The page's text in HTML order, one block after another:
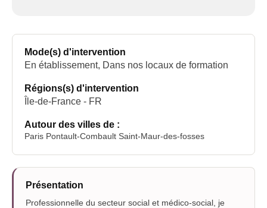
Mode(s) d'intervention
En établissement, Dans nos locaux de formation
Régions(s) d'intervention
Île-de-France - FR
Autour des villes de :
Paris Pontault-Combault Saint-Maur-des-fosses
Présentation
Professionnelle du secteur social et médico-social, je